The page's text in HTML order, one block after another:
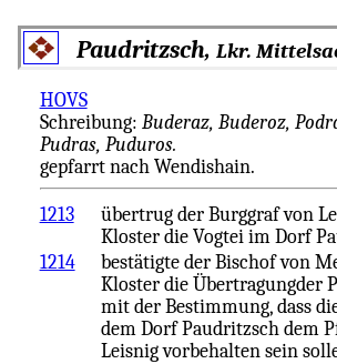
Paudritzsch,Lkr.
HOVS
Schreibung: Buderaz, Buderoz,
Pudras, Puduros.
gepfarrt nach Wendishain.
1213
übertrug der Burggraf von
Kloster die Vogtei im Dorf
1214
bestätigte der Bischof von
Kloster die Übertragungder
mit der Bestimmung, dass
dem Dorf Paudritzsch dem
Leisnig vorbehalten sein